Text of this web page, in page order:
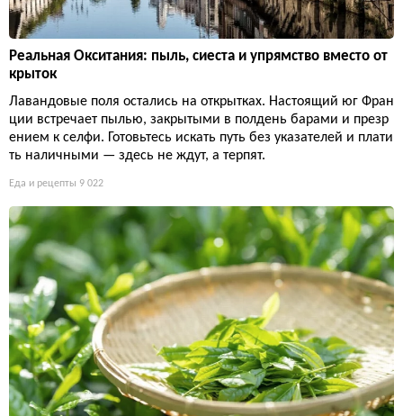
Реальная Окситания: пыль, сиеста и упрямство вместо от
крыток
Лавандовые поля остались на открытках. Настоящий юг Фран
ции встречает пылью, закрытыми в полдень барами и презр
ением к селфи. Готовьтесь искать путь без указателей и плати
ть наличными — здесь не ждут, а терпят.
Еда и рецепты 9 022